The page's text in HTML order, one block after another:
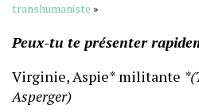
transhumaniste »
Peux-tu te présenter
Virginie, Aspie* militante
Asperger)